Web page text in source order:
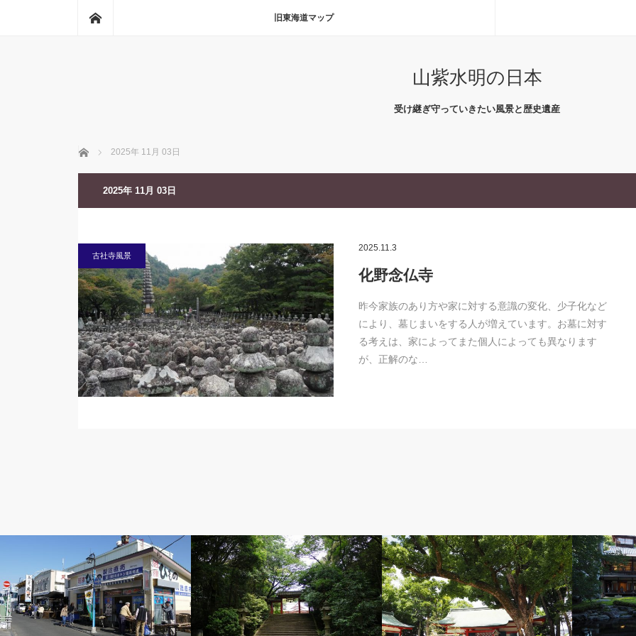
旧東海道マップ
山紫水明の日本
受け継ぎ守っていきたい風景と歴史遺産
ホーム 2025年 11月 03日
2025年 11月 03日
古社寺風景
2025.11.3
化野念仏寺
昨今家族のあり方や家に対する意識の変化、少子化など
により、墓じまいをする人が増えています。お墓に対す
る考えは、家によってまた個人によっても異なります
が、正解のな…